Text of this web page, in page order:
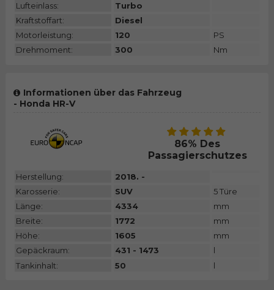
Lufteinlass:
Turbo
Kraftstoffart:
Diesel
Motorleistung:
120
PS
Drehmoment:
300 Nm
Informationen über das Fahrzeug
- Honda HR-V
86% Des
Passagierschutzes
Herstellung:
2018. -
Karosserie:
SUV
5 Türe
Länge:
4334
mm
Breite:
1772
mm
Höhe:
1605
mm
Gepäckraum:
431 - 1473
l
Tankinhalt:
50 l